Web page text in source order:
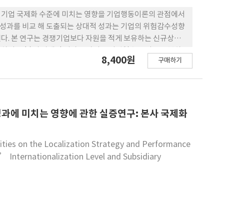
업 국제화 수준에 미치는 영향을 기업행동이론의 관점에서
과를 비교 해 도출되는 상대적 성과는 기업의 위험감수성향
. 본 연구는 경쟁기업보다 자원을 적게 보유하는 신규상장
. 그리고 이런 경향은 해당 신규상장기업이 소속되어 있는
기업 성과의 중간값을 하회하는 기업 성과를 기록한 신규상
경향은 신규상장기업이 속한 기업 네트워크의 크기가 크면
8,400원 구매하기
에 미치는 영향에 관한 실증연구: 본사 국제화
on the Localization Strategy and Performance
Internationalization Level and Subsidiary